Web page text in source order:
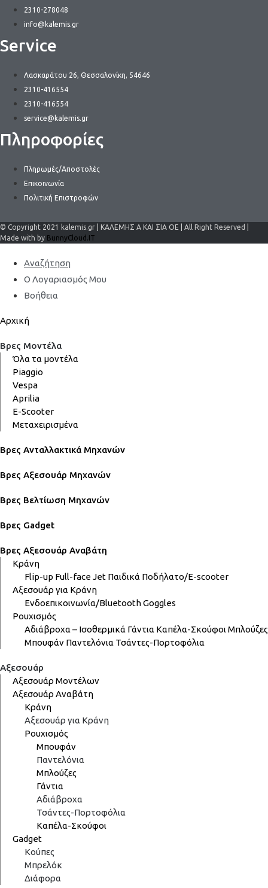
2310-278048
info@kalemis.gr
Service
Λασκαράτου 26, Θεσσαλονίκη, 54646
2310-416554
2310-416554
service@kalemis.gr
Πληροφορίες
Πληρωμές/Αποστολές
Επικοινωνία
Πολιτική Επιστροφών
© Copyright 2021 kalemis.gr | ΚΑΛΕΜΗΣ Α ΚΑΙ ΣΙΑ ΟΕ | All Right Reserved |
Made with by BunnyCloud.IT
Αναζήτηση
Ο Λογαριασμός Μου
Βοήθεια
Αρχική
Βρες Μοντέλα
Όλα τα μοντέλα
Piaggio
Vespa
Aprilia
E-Scooter
Μεταχειρισμένα
Βρες Ανταλλακτικά Μηχανών
Βρες Αξεσουάρ Μηχανών
Βρες Βελτίωση Μηχανών
Βρες Gadget
Βρες Αξεσουάρ Αναβάτη
Κράνη
Flip-up Full-faceJet Παιδικά Ποδήλατο/E-scooter
Αξεσουάρ για Κράνη
Ενδοεπικοινωνία/BluetoothGoggles
Ρουχισμός
Αδιάβροχα – Ισοθερμικά Γάντια Καπέλα-Σκούφοι Μπλούζες
Μπουφάν Παντελόνια Τσάντες-Πορτοφόλια
Αξεσουάρ
Αξεσουάρ Μοντέλων
Αξεσουάρ Αναβάτη
Κράνη
Αξεσουάρ για Κράνη
Ρουχισμός
Μπουφάν
Παντελόνια
Μπλούζες
Γάντια
Αδιάβροχα
Τσάντες-Πορτοφόλια
Καπέλα-Σκούφοι
Gadget
Κούπες
Μπρελόκ
Διάφορα